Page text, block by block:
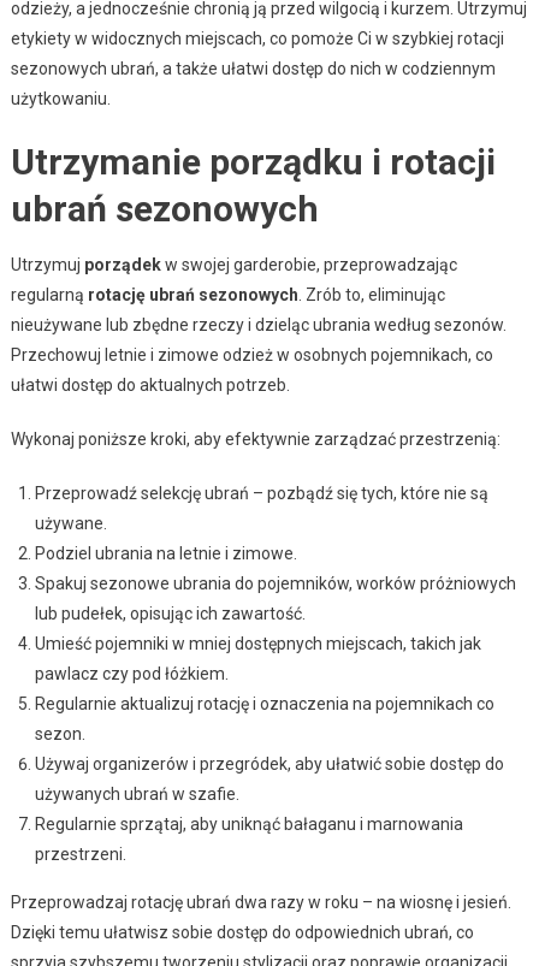
odzieży, a jednocześnie chronią ją przed wilgocią i kurzem. Utrzymuj
etykiety w widocznych miejscach, co pomoże Ci w szybkiej rotacji
sezonowych ubrań, a także ułatwi dostęp do nich w codziennym
użytkowaniu.
Utrzymanie porządku i rotacji
ubrań sezonowych
Utrzymuj porządekw swojej garderobie, przeprowadzając
regularną rotację ubrań sezonowych . Zrób to, eliminując
nieużywane lub zbędne rzeczy i dzieląc ubrania według sezonów.
Przechowuj letnie i zimowe odzież w osobnych pojemnikach, co
ułatwi dostęp do aktualnych potrzeb.
Wykonaj poniższe kroki, aby efektywnie zarządzać przestrzenią:
Przeprowadź selekcję ubrań – pozbądź się tych, które nie są
używane.
Podziel ubrania na letnie i zimowe.
Spakuj sezonowe ubrania do pojemników, worków próżniowych
lub pudełek, opisując ich zawartość.
Umieść pojemniki w mniej dostępnych miejscach, takich jak
pawlacz czy pod łóżkiem.
Regularnie aktualizuj rotację i oznaczenia na pojemnikach co
sezon.
Używaj organizerów i przegródek, aby ułatwić sobie dostęp do
używanych ubrań w szafie.
Regularnie sprzątaj, aby uniknąć bałaganu i marnowania
przestrzeni.
Przeprowadzaj rotację ubrań dwa razy w roku – na wiosnę i jesień.
Dzięki temu ułatwisz sobie dostęp do odpowiednich ubrań, co
sprzyja szybszemu tworzeniu stylizacji oraz poprawie organizacji